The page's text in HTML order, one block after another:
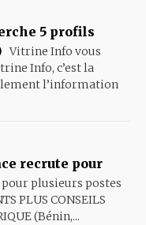
5 profils
Vitrine Info vous
Info, c’est la
l’information
recrute pour
plusieurs postes
PLUS CONSEILS
(Bénin,...